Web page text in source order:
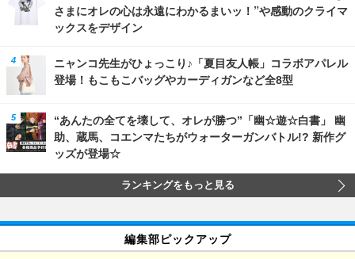
さまにオレの心は永遠にわかるまいッ！”や感動のクライマ
ックスをデザイン
ニャンコ先生がひょっこり♪「夏目友人帳」コラボアパレル
登場！もこもこバッグやカーディガンなど全8型
“あんたの全てを壊して、オレが勝つ”「幽☆遊☆白書」 幽
助、蔵馬、コエンマたちがウォーターガンバトル!? 新作グ
ッズが登場☆
ランキングをもっと見る
編集部ピックアップ